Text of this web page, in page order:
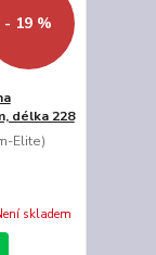
- 19 %
délka 228
Elite)
skladem